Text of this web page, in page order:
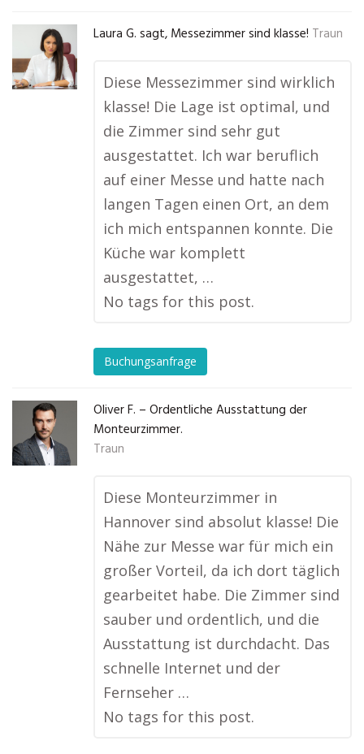
Laura G. sagt, Messezimmer sind klasse! Traun
Diese Messezimmer sind wirklich
klasse! Die Lage ist optimal, und
die Zimmer sind sehr gut
ausgestattet. Ich war beruflich
auf einer Messe und hatte nach
langen Tagen einen Ort, an dem
ich mich entspannen konnte. Die
Küche war komplett
ausgestattet, …
No tags for this post.
Buchungsanfrage
Oliver F. – Ordentliche Ausstattung der
Monteurzimmer.
Traun
Diese Monteurzimmer in
Hannover sind absolut klasse! Die
Nähe zur Messe war für mich ein
großer Vorteil, da ich dort täglich
gearbeitet habe. Die Zimmer sind
sauber und ordentlich, und die
Ausstattung ist durchdacht. Das
schnelle Internet und der
Fernseher …
No tags for this post.